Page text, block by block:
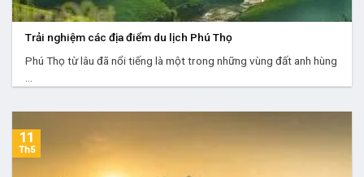
Trải nghiệm các địa điểm du lịch Phú Thọ
Phú Thọ từ lâu đã nổi tiếng là một trong những vùng đất anh hùng
11
Th5